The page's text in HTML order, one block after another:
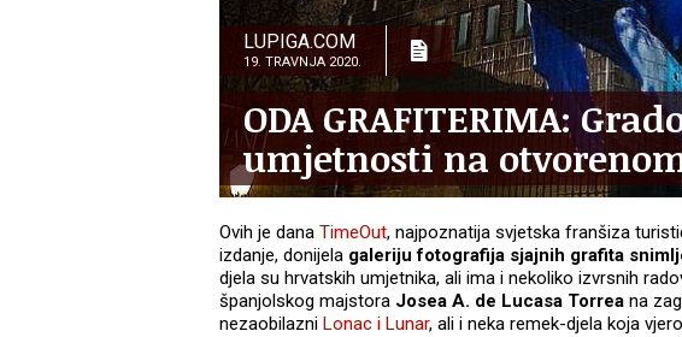
LUPIGA.COM
19. TRAVNJA 2020.
ODA GRAFITERIMA:
umjetnosti na
Ovih je dana TimeOut, najpoznatija svjetska franšiza
izdanje, donijela galeriju fotografija sjajnih grafita
djela su hrvatskih umjetnika, ali ima i nekoliko izvrsnih
španjolskog majstora Josea A. de Lucasa Torrea na
nezaobilazni Lonac i Lunar, ali i neka remek-djela koja